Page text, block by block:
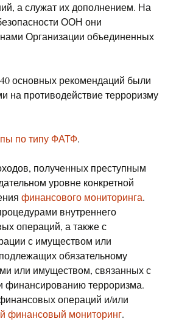
а служат их дополнением. На
ООН они
Организации объединенных
основных рекомендаций были
противодействие терроризму
по типу ФАТФ.
полученных преступным
уровне конкретной
финансового мониторинга.
внутреннего
операций, а также с
с имуществом или
обязательному
или имуществом, связанных с
финансированию терроризма.
операций и/или
финансовый мониторинг.